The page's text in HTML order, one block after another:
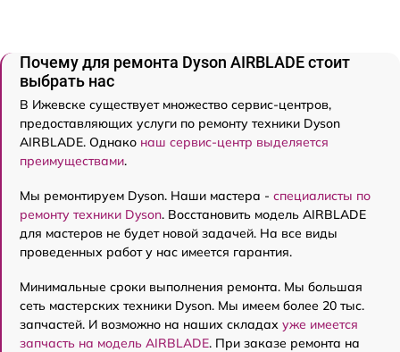
Почему для ремонта Dyson AIRBLADE стоит
выбрать нас
В Ижевске существует множество сервис-центров,
предоставляющих услуги по ремонту техники Dyson
AIRBLADE. Однако наш сервис-центр выделяется
преимуществами.
Мы ремонтируем Dyson. Наши мастера - специалисты по
ремонту техники Dyson. Восстановить модель AIRBLADE
для мастеров не будет новой задачей. На все виды
проведенных работ у нас имеется гарантия.
Минимальные сроки выполнения ремонта. Мы большая
сеть мастерских техники Dyson. Мы имеем более 20 тыс.
запчастей. И возможно на наших складах уже имеется
запчасть на модель AIRBLADE. При заказе ремонта на